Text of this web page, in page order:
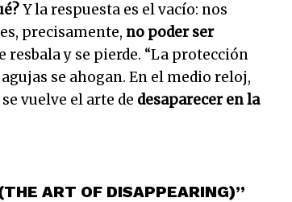
Y la respuesta es el vacío: nos
precisamente, no poder ser
resbala y se pierde. “La protección
se ahogan. En el medio reloj,
vuelve el arte de desaparecer en la
ART OF DISAPPEARING)”